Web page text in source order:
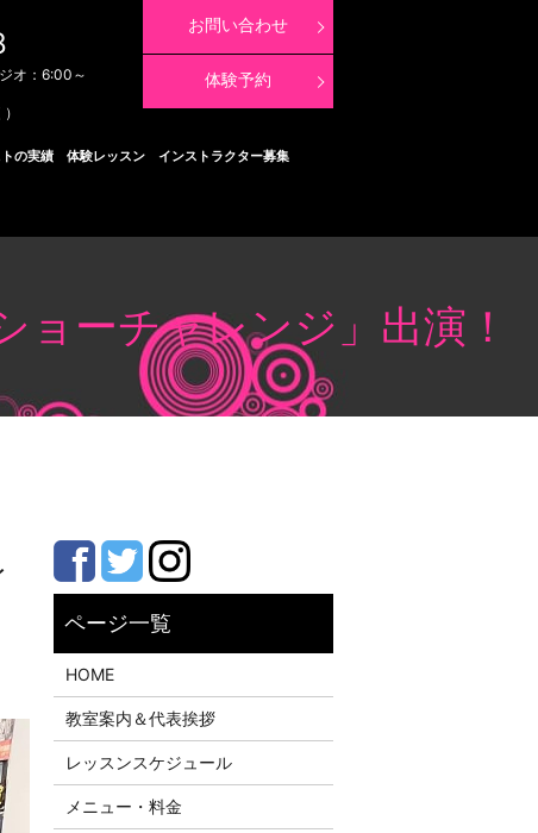
の実績 体験レッスン インストラクター募集
オ：6:00～
お問い合わせ
体験予約
ーチャレンジ」出演！
HOME
教室案内＆代表挨拶
レッスンスケジュール
メニュー・料金